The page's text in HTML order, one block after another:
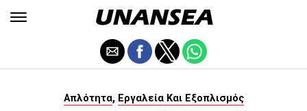
Απλότητα, Εργαλεία Και Εξοπλισμός